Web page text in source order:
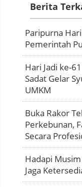
Berita
Paripurna
Pemerintah
Hari Jadi ke-
Sadat Gelar
UMKM
Buka Rakor
Perkebunan,
Secara
Hadapi
Jaga